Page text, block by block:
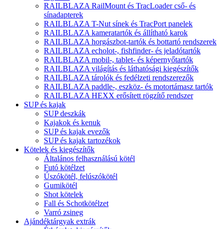
RAILBLAZA RailMount és TracLoader cső- és
sínadapterek
RAILBLAZA T-Nut sínek és TracPort panelek
RAILBLAZA kameratartók és állítható karok
RAILBLAZA horgászbot-tartók és bottartó rendszerek
RAILBLAZA echolot-, fishfinder- és jeladótartók
RAILBLAZA mobil-, tablet- és képernyőtartók
RAILBLAZA világítás és láthatósági kiegészítők
RAILBLAZA tárolók és fedélzeti rendszerezők
RAILBLAZA paddle-, eszköz- és motortámasz tartók
RAILBLAZA HEXX erősített rögzítő rendszer
SUP és kajak
SUP deszkák
Kajakok és kenuk
SUP és kajak evezők
SUP és kajak tartozékok
Kötelek és kiegészítők
Általános felhasználású kötél
Futó kötélzet
Úszókötél, felúszókötél
Gumikötél
Shot kötelek
Fall és Schotkötélzet
Varró zsineg
Ajándéktárgyak extrák